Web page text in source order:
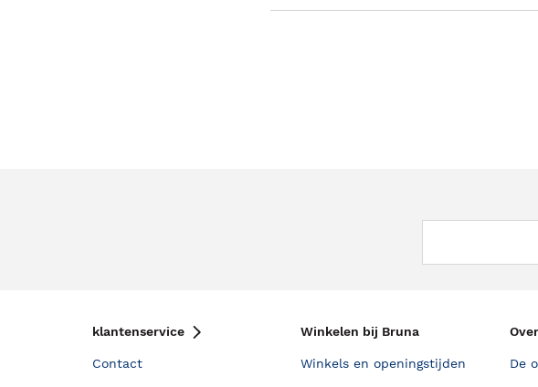
klantenservice
Contact
Winkelen bij Bruna
Winkels en openingstijden De